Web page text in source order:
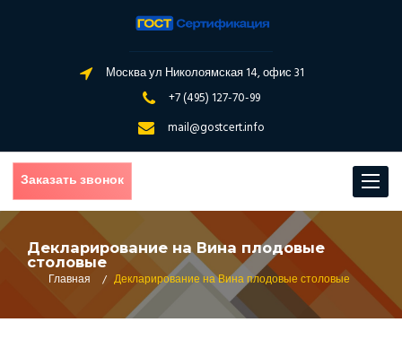
Москва ул Николоямская 14, офис 31
+7 (495) 127-70-99
mail@gostcert.info
Toggle
Заказать звонок
Декларирование на Вина плодовые
столовые
Главная
/ Декларирование на Вина плодовые столовые